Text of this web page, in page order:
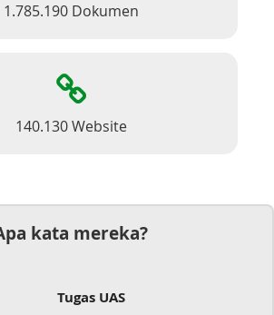
1.785.190 Dokumen
140.130 Website
kata mereka?
Tugas UAS